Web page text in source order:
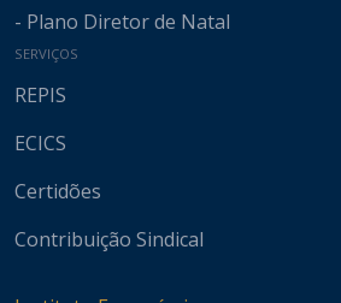
- Plano Diretor de Natal
SERVIÇOS
REPIS
ECICS
Certidões
Contribuição Sindical